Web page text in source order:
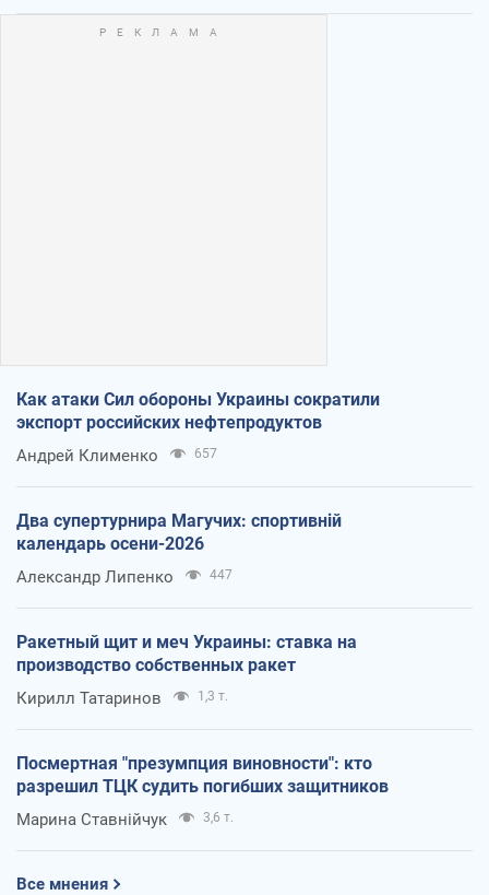
Как атаки Сил обороны Украины сократили
экспорт российских нефтепродуктов
Андрей Клименко 657
Два супертурнира Магучих: спортивній
календарь осени-2026
Александр Липенко 447
Ракетный щит и меч Украины: ставка на
производство собственных ракет
Кирилл Татаринов 1,3 т.
Посмертная "презумпция виновности": кто
разрешил ТЦК судить погибших защитников
Марина Ставнійчук 3,6 т.
Все мнения